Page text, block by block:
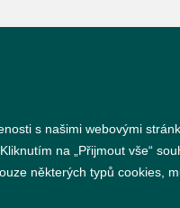
s našimi webovými
. Kliknutím na „Přijmout vše“
některých typů cookies,